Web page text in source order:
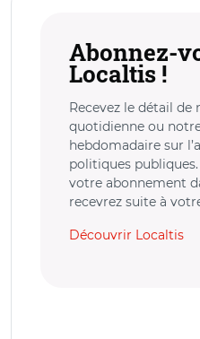
Abonnez-
Localtis !
Recevez le détail
quotidienne ou
hebdomadaire sur
politiques
votre abonnement
recevrez suite à
Découvrir Localtis